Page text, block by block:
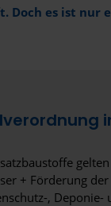
es ist nur
+ Förderung
,